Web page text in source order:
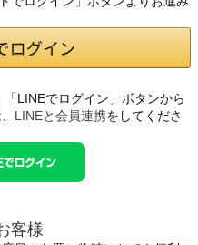
LINEでログイン」ボタンから
LINEと会員連携をしてくださ
客様